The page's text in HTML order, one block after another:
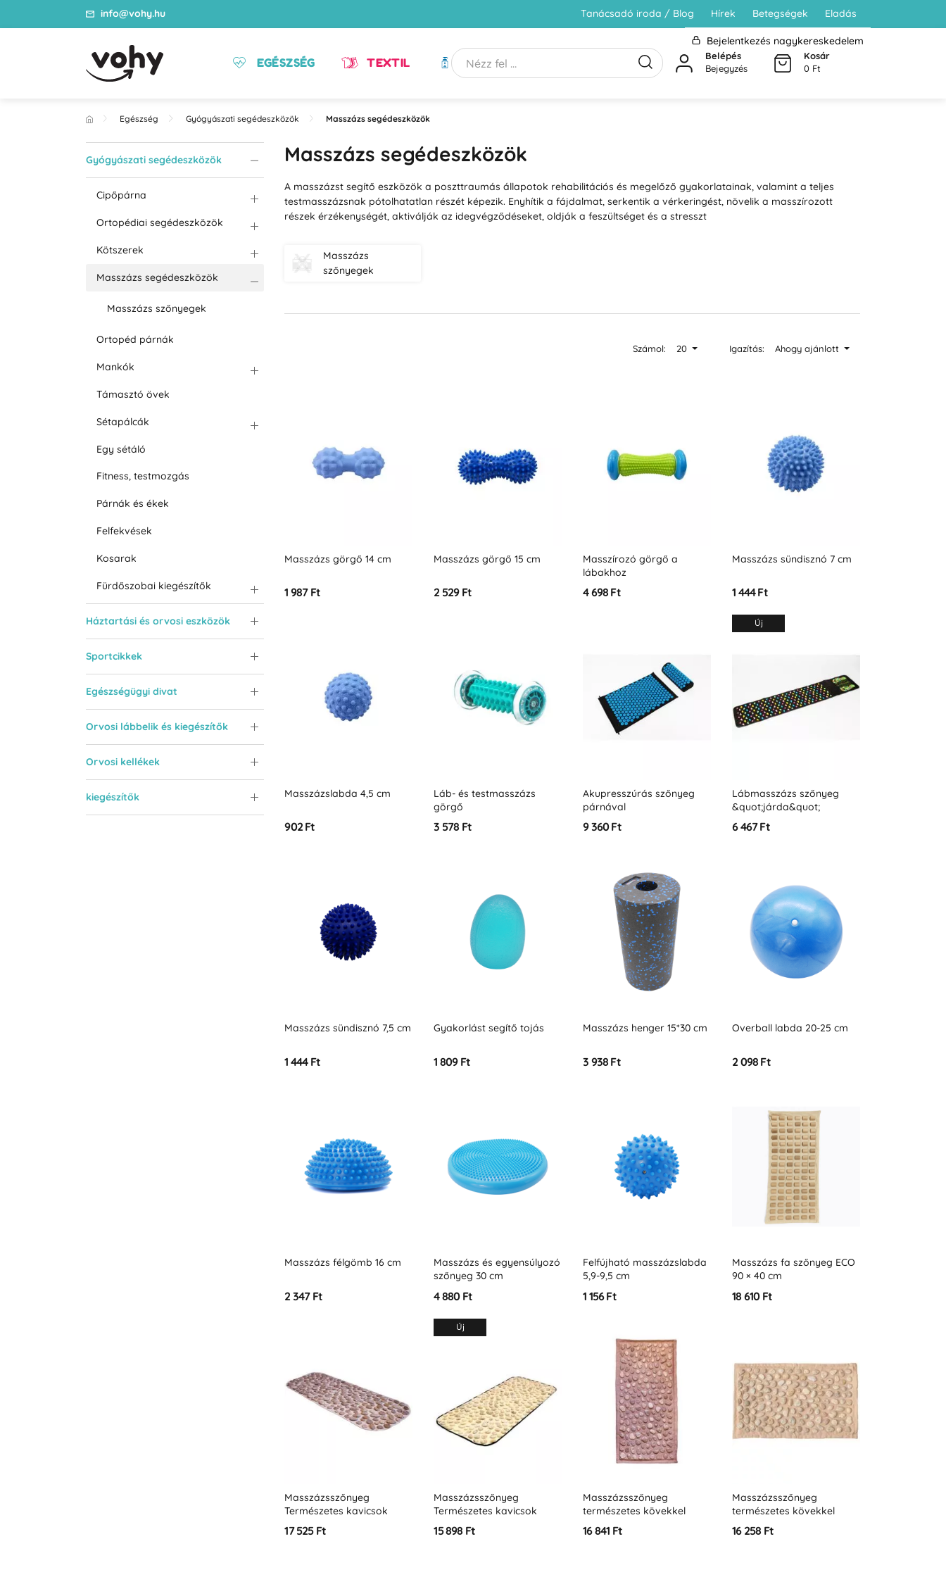
info@vohy.hu Tanácsadó iroda / Blog Hírek Betegségek Eladás
Bejelentkezés nagykereskedelem
EGÉSZSÉG TEXTIL HIGIÉNIA
Belépés
Bejegyzés
Kosár
0 Ft
Egészség Gyógyászati segédeszközök Masszázs segédeszközök
Masszázs segédeszközök
A masszázst segítő eszközök a poszttraumás állapotok rehabilitációs és megelőző gyakorlatainak, valamint a teljes
testmasszázsnak pótolhatatlan részét képezik. Enyhítik a fájdalmat, serkentik a vérkeringést, növelik a masszírozott
részek érzékenységét, aktiválják az idegvégződéseket, oldják a feszültséget és a stresszt
Masszázs
szőnyegek
Számol: 20 Igazítás: Ahogy ajánlott
Masszázs görgő 14 cm
1 987 Ft
Masszázs görgő 15 cm
2 529 Ft
Masszírozó görgő a
lábakhoz
4 698 Ft
Masszázs sündisznó 7 cm
1 444 Ft
Masszázslabda 4,5 cm
902 Ft
Láb- és testmasszázs
görgő
3 578 Ft
Akupresszúrás szőnyeg
párnával
9 360 Ft
Új
Lábmasszázs szőnyeg
&quot;járda&quot;
6 467 Ft
Masszázs sündisznó 7,5 cm
1 444 Ft
Gyakorlást segítő tojás
1 809 Ft
Masszázs henger 15*30 cm
3 938 Ft
Overball labda 20-25 cm
2 098 Ft
Masszázs félgömb 16 cm
2 347 Ft
Masszázs és egyensúlyozó
szőnyeg 30 cm
4 880 Ft
Felfújható masszázslabda
5,9-9,5 cm
1 156 Ft
Masszázs fa szőnyeg ECO
90 × 40 cm
18 610 Ft
Masszázsszőnyeg
Természetes kavicsok
110x40 cm
17 525 Ft
Új
Masszázsszőnyeg
Természetes kavicsok
90x40 cm
15 898 Ft
Masszázsszőnyeg
természetes kövekkel
Ortek SOFT 93x44cm
16 841 Ft
Masszázsszőnyeg
természetes kövekkel
Ortek SOFT 74x44cm
16 258 Ft
Gyógyászati segédeszközök
Cipőpárna
Ortopédiai segédeszközök
Kötszerek
Masszázs segédeszközök
Masszázs szőnyegek
Ortopéd párnák
Mankók
Támasztó övek
Sétapálcák
Egy sétáló
Fitness, testmozgás
Párnák és ékek
Felfekvések
Kosarak
Fürdőszobai kiegészítők
Háztartási és orvosi eszközök
Sportcikkek
Egészségügyi divat
Orvosi lábbelik és kiegészítők
Orvosi kellékek
kiegészítők